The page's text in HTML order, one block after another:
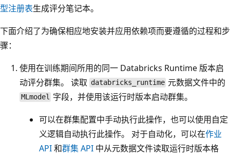
型注册表生成评分笔记本。
下面介绍了为确保相应地安装并应用依赖项而要遵循的过程和步
骤：
使用在训练期间所用的同一 Databricks Runtime 版本启
动评分群集。 读取 databricks_runtime 元数据文件中的
MLmodel 字段，并使用该运行时版本启动群集。
可以在群集配置中手动执行此操作，也可以使用自定
义逻辑自动执行此操作。 对于自动化，可以在作业
API和群集 API 中从元数据文件读取运行时版本格